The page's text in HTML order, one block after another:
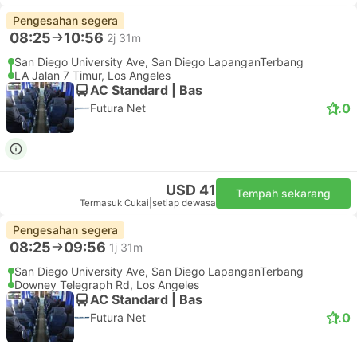
Pengesahan segera
08:25 10:56 2j 31m
San Diego University Ave, San Diego LapanganTerbang
LA Jalan 7 Timur, Los Angeles
AC Standard | Bas
Futura Net 1.0
USD 41
Termasuk Cukai setiap dewasa
Tempah sekarang
Pengesahan segera
08:25 09:56 1j 31m
San Diego University Ave, San Diego LapanganTerbang
Downey Telegraph Rd, Los Angeles
AC Standard | Bas
Futura Net 1.0